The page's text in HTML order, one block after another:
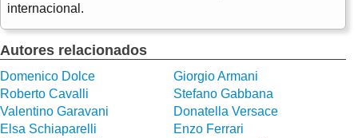
internacional.
Autores relacionados
Domenico Dolce
Giorgio Armani
Roberto Cavalli
Stefano Gabbana
Valentino Garavani
Donatella Versace
Elsa Schiaparelli
Enzo Ferrari